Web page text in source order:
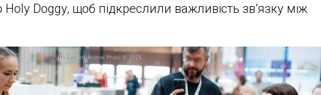
Doggy, щоб підкреслили важливість зв’язку між